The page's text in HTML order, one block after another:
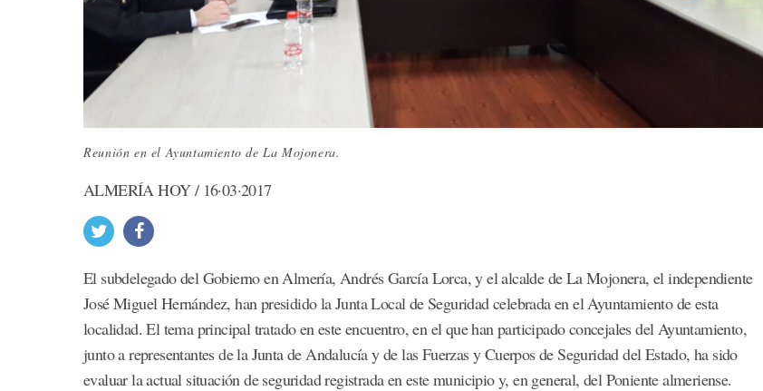
Reunión en el Ayuntamiento de La Mojonera.
ALMERÍA HOY / 16·03·2017
El subdelegado del Gobierno en Almería, Andrés García Lorca, y el alcalde de La Mojonera, el independiente
José Miguel Hernández, han presidido la Junta Local de Seguridad celebrada en el Ayuntamiento de esta
localidad. El tema principal tratado en este encuentro, en el que han participado concejales del Ayuntamiento,
junto a representantes de la Junta de Andalucía y de las Fuerzas y Cuerpos de Seguridad del Estado, ha sido
evaluar la actual situación de seguridad registrada en este municipio y, en general, del Poniente almeriense.